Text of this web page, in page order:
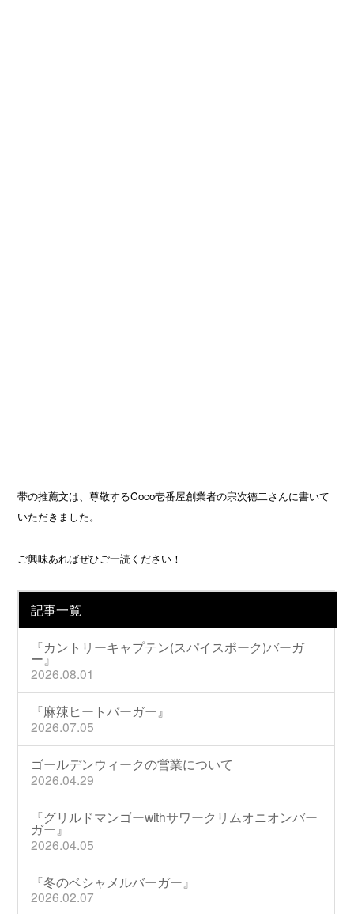
帯の推薦文は、尊敬するCoco壱番屋創業者の宗次德二さんに書いて
いただきました。
ご興味あればぜひご一読ください！
記事一覧
『カントリーキャプテン(スパイスポーク)バーガ
ー』
2026.08.01
『麻辣ヒートバーガー』
2026.07.05
ゴールデンウィークの営業について
2026.04.29
『グリルドマンゴーwithサワークリムオニオンバー
ガー』
2026.04.05
『冬のベシャメルバーガー』
2026.02.07